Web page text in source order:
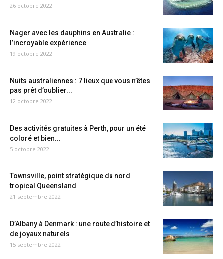
26 octobre 2022
Nager avec les dauphins en Australie :
l’incroyable expérience
19 octobre 2022
Nuits australiennes : 7 lieux que vous n’êtes
pas prêt d’oublier...
12 octobre 2022
Des activités gratuites à Perth, pour un été
coloré et bien...
5 octobre 2022
Townsville, point stratégique du nord
tropical Queensland
21 septembre 2022
D’Albany à Denmark : une route d’histoire et
de joyaux naturels
15 septembre 2022